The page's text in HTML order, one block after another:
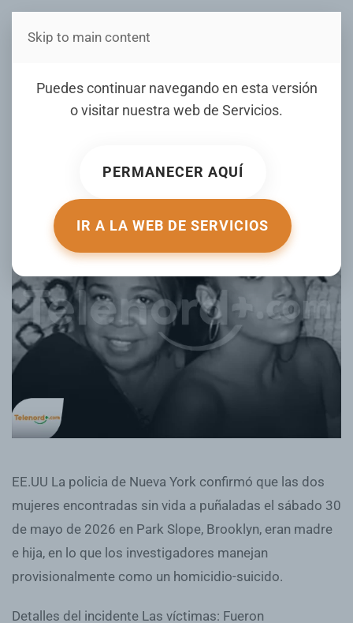
Estás en Telenord Medios
Puedes continuar navegando en esta versión
o visitar nuestra web de Servicios.
PERMANECER AQUÍ
IR A LA WEB DE SERVICIOS
Skip to main content
Hija última su madre y
luego se quita la vida en El
ESCRITO POR RAMON HERNANDEZ EL01 JUNIO 2026
EE.UU La policia de Nueva York confirmó que las dos
mujeres encontradas sin vida a puñaladas el sábado 30
de mayo de 2026 en Park Slope, Brooklyn, eran madre
e hija, en lo que los investigadores manejan
provisionalmente como un homicidio-suicido.
Detalles del incidente Las víctimas: Fueron